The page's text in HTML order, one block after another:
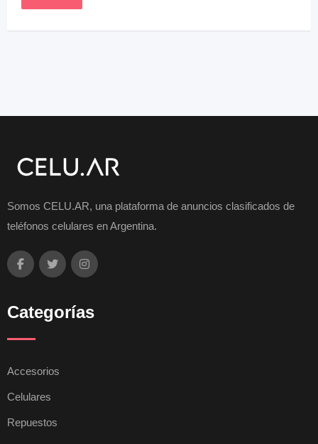
Somos CELU.AR, una plataforma de anuncios clasificados de
teléfonos celulares en Argentina.
Categorías
Accesorios
Celulares
Repuestos